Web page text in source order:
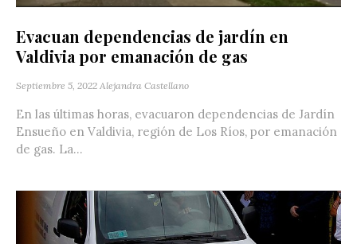
Evacuan dependencias de jardín en
Valdivia por emanación de gas
Septiembre 5, 2022 Alejandra Castellano
En las últimas horas, evacuaron dependencias de Jardín
Ensueño en Valdivia, región de Los Ríos, por emanación
de gas‬. ‪La...